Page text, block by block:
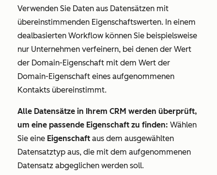
Verwenden Sie Daten aus Datensätzen mit
übereinstimmenden Eigenschaftswerten. In einem
dealbasierten Workflow können Sie beispielsweise
nur Unternehmen verfeinern, bei denen der Wert
der Domain-Eigenschaft mit dem Wert der
Domain-Eigenschaft eines aufgenommenen
Kontakts übereinstimmt.
Alle Datensätze in Ihrem CRM werden überprüft,
um eine passende Eigenschaft zu finden: Wählen
Sie eine Eigenschaft aus dem ausgewählten
Datensatztyp aus, die mit dem aufgenommenen
Datensatz abgeglichen werden soll.